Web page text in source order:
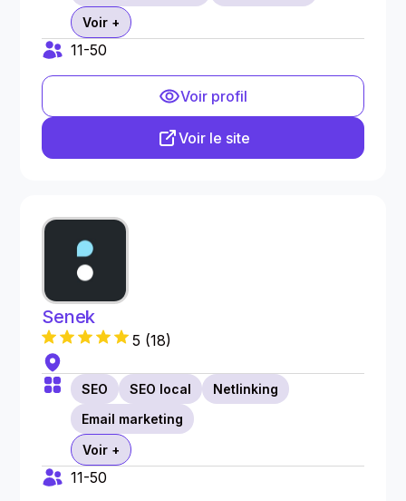
Voir +
11-50
Voir profil
Voir le site
Senek
5 (18)
SEO SEO local
Netlinking
Email marketing
Voir +
11-50